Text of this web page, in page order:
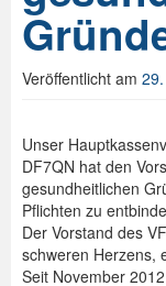
Veröffentlicht am
Unser
DF7QN hat den
gesundheitlichen
Pflichten zu
Der Vorstand des
schweren Herzens,
Seit November